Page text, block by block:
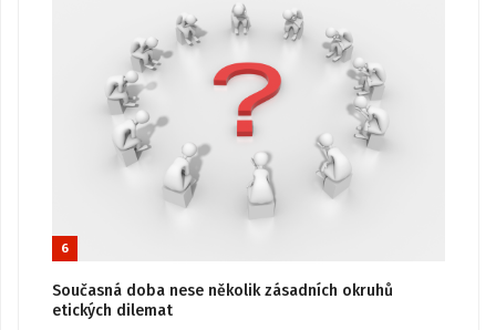
6
Současná doba nese několik zásadních okruhů
etických dilemat